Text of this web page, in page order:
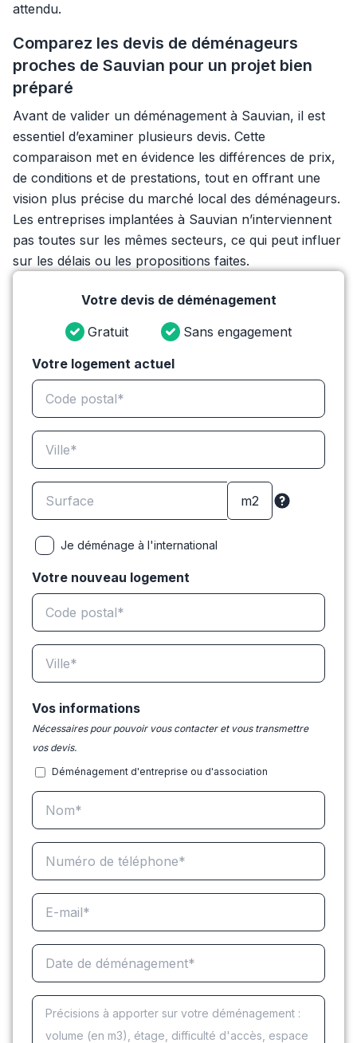
attendu.
Comparez les devis de déménageurs
proches de Sauvian pour un projet bien
préparé
Avant de valider un déménagement à Sauvian, il est
essentiel d’examiner plusieurs devis. Cette
comparaison met en évidence les différences de prix,
de conditions et de prestations, tout en offrant une
vision plus précise du marché local des déménageurs.
Les entreprises implantées à Sauvian n’interviennent
pas toutes sur les mêmes secteurs, ce qui peut influer
sur les délais ou les propositions faites.
Votre devis de déménagement
Gratuit
Sans engagement
Votre logement actuel
Je déménage à l'international
Votre nouveau logement
Vos informations
Nécessaires pour pouvoir vous contacter et vous transmettre
vos devis.
Déménagement d'entreprise ou d'association